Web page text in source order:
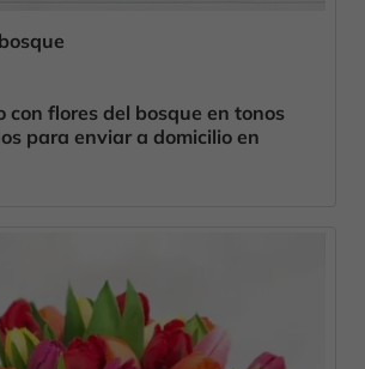
con flores del bosque en tonos
para enviar a domicilio en